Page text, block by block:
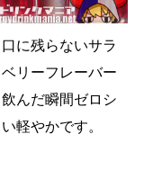
に残らないサラ
リーフレーバー
んだ瞬間ゼロシ
軽やかです。